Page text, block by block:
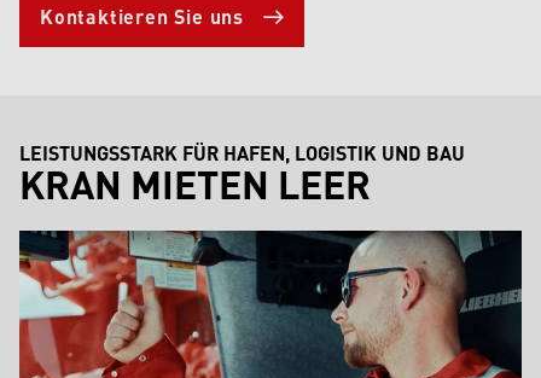
Kontaktieren Sie uns
LEISTUNGSSTARK FÜR HAFEN, LOGISTIK UND BAU
KRAN MIETEN LEER